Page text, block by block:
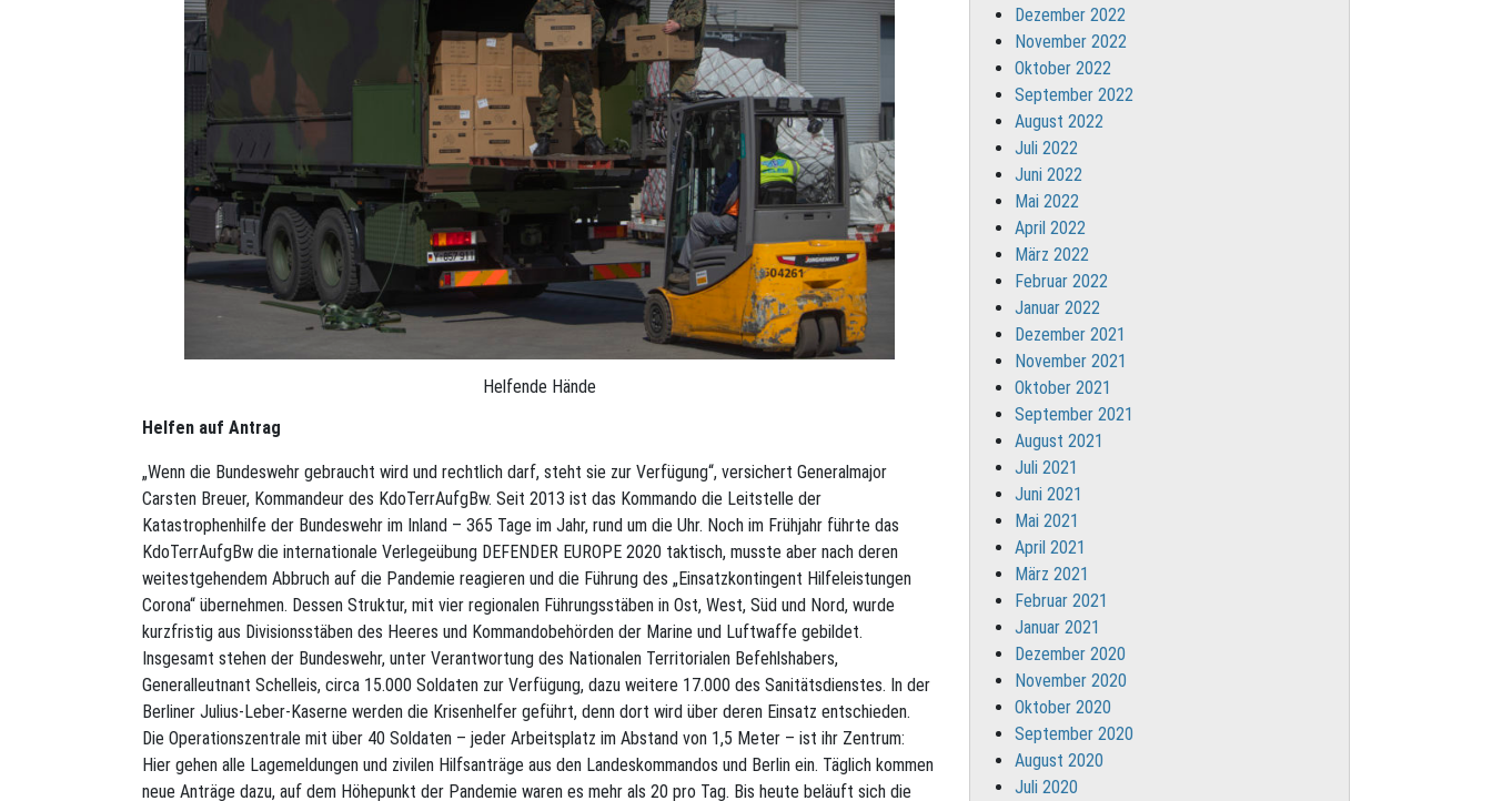
Helfende Hände
Helfen auf Antrag
„Wenn die Bundeswehr gebraucht wird und rechtlich darf, steht sie zur Verfügung“, versichert Generalmajor
Carsten Breuer, Kommandeur des KdoTerrAufgBw. Seit 2013 ist das Kommando die Leitstelle der
Katastrophenhilfe der Bundeswehr im Inland – 365 Tage im Jahr, rund um die Uhr. Noch im Frühjahr führte das
KdoTerrAufgBw die internationale Verlegeübung DEFENDER EUROPE 2020 taktisch, musste aber nach deren
weitestgehendem Abbruch auf die Pandemie reagieren und die Führung des „Einsatzkontingent Hilfeleistungen
Corona“ übernehmen. Dessen Struktur, mit vier regionalen Führungsstäben in Ost, West, Süd und Nord, wurde
kurzfristig aus Divisionsstäben des Heeres und Kommandobehörden der Marine und Luftwaffe gebildet.
Insgesamt stehen der Bundeswehr, unter Verantwortung des Nationalen Territorialen Befehlshabers,
Generalleutnant Schelleis, circa 15.000 Soldaten zur Verfügung, dazu weitere 17.000 des Sanitätsdienstes. In der
Berliner Julius-Leber-Kaserne werden die Krisenhelfer geführt, denn dort wird über deren Einsatz entschieden.
Die Operationszentrale mit über 40 Soldaten – jeder Arbeitsplatz im Abstand von 1,5 Meter – ist ihr Zentrum:
Hier gehen alle Lagemeldungen und zivilen Hilfsanträge aus den Landeskommandos und Berlin ein. Täglich kommen
neue Anträge dazu, auf dem Höhepunkt der Pandemie waren es mehr als 20 pro Tag. Bis heute beläuft sich die
Dezember 2022
November 2022
Oktober 2022
September 2022
August 2022
Juli 2022
Juni 2022
Mai 2022
April 2022
März 2022
Februar 2022
Januar 2022
Dezember 2021
November 2021
Oktober 2021
September 2021
August 2021
Juli 2021
Juni 2021
Mai 2021
April 2021
März 2021
Februar 2021
Januar 2021
Dezember 2020
November 2020
Oktober 2020
September 2020
August 2020
Juli 2020